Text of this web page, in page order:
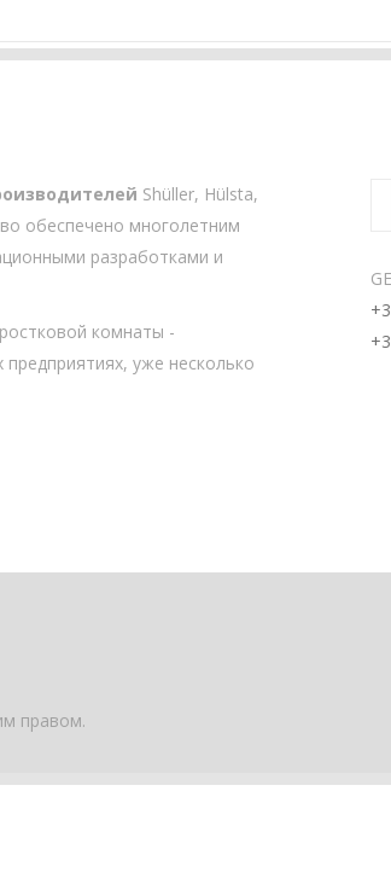
Shüller, Hülsta,
обеспечено многолетним
разработками и
комнаты -
уже несколько
правом.